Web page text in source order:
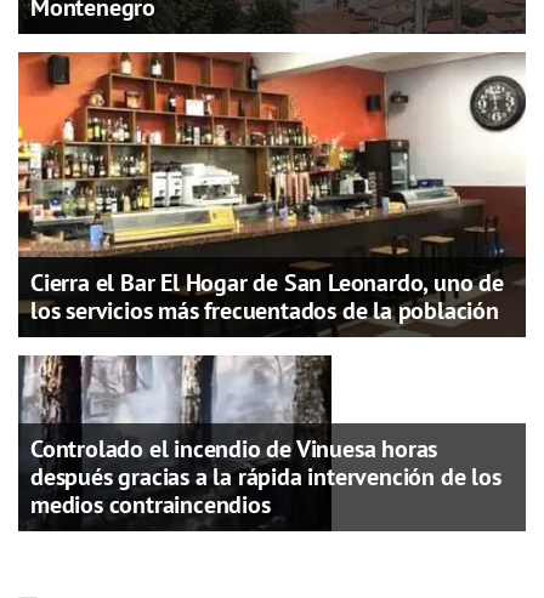
Montenegro
Cierra el Bar El Hogar de San Leonardo, uno de
los servicios más frecuentados de la población
Controlado el incendio de Vinuesa horas
después gracias a la rápida intervención de los
medios contraincendios